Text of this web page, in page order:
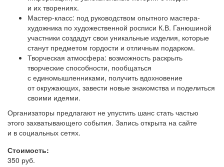
и их творениях.
Мастер-класс: под руководством опытного мастера-
художника по художественной росписи К.В. Ганюшиной
участники создадут свои уникальные изделия, которые
станут предметом гордости и отличным подарком.
Творческая атмосфера: возможность раскрыть
творческие способности, пообщаться
с единомышленниками, получить вдохновение
от окружающих, завести новые знакомства и поделиться
своими идеями.
Организаторы предлагают не упустить шанс стать частью
этого захватывающего события. Запись открыта на сайте
и в социальных сетях.
Стоимость:
350 руб.